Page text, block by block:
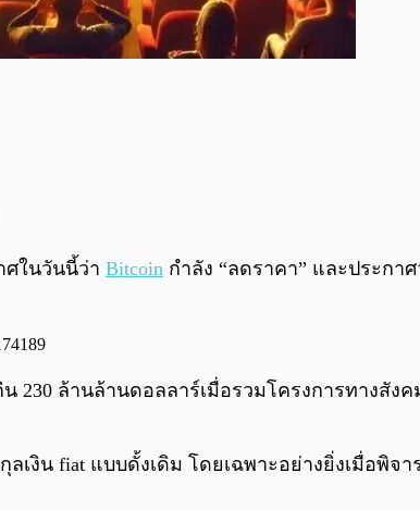
ศในวันนี้ว่า Bitcoin กำลัง “ลดราคา” และประก
น 230 ล้านล้านดอลลาร์เมื่อรวมโครงการทาง
เงิน fiat แบบดั้งเดิม โดยเฉพาะอย่างยิ่งเมื่อพิจ